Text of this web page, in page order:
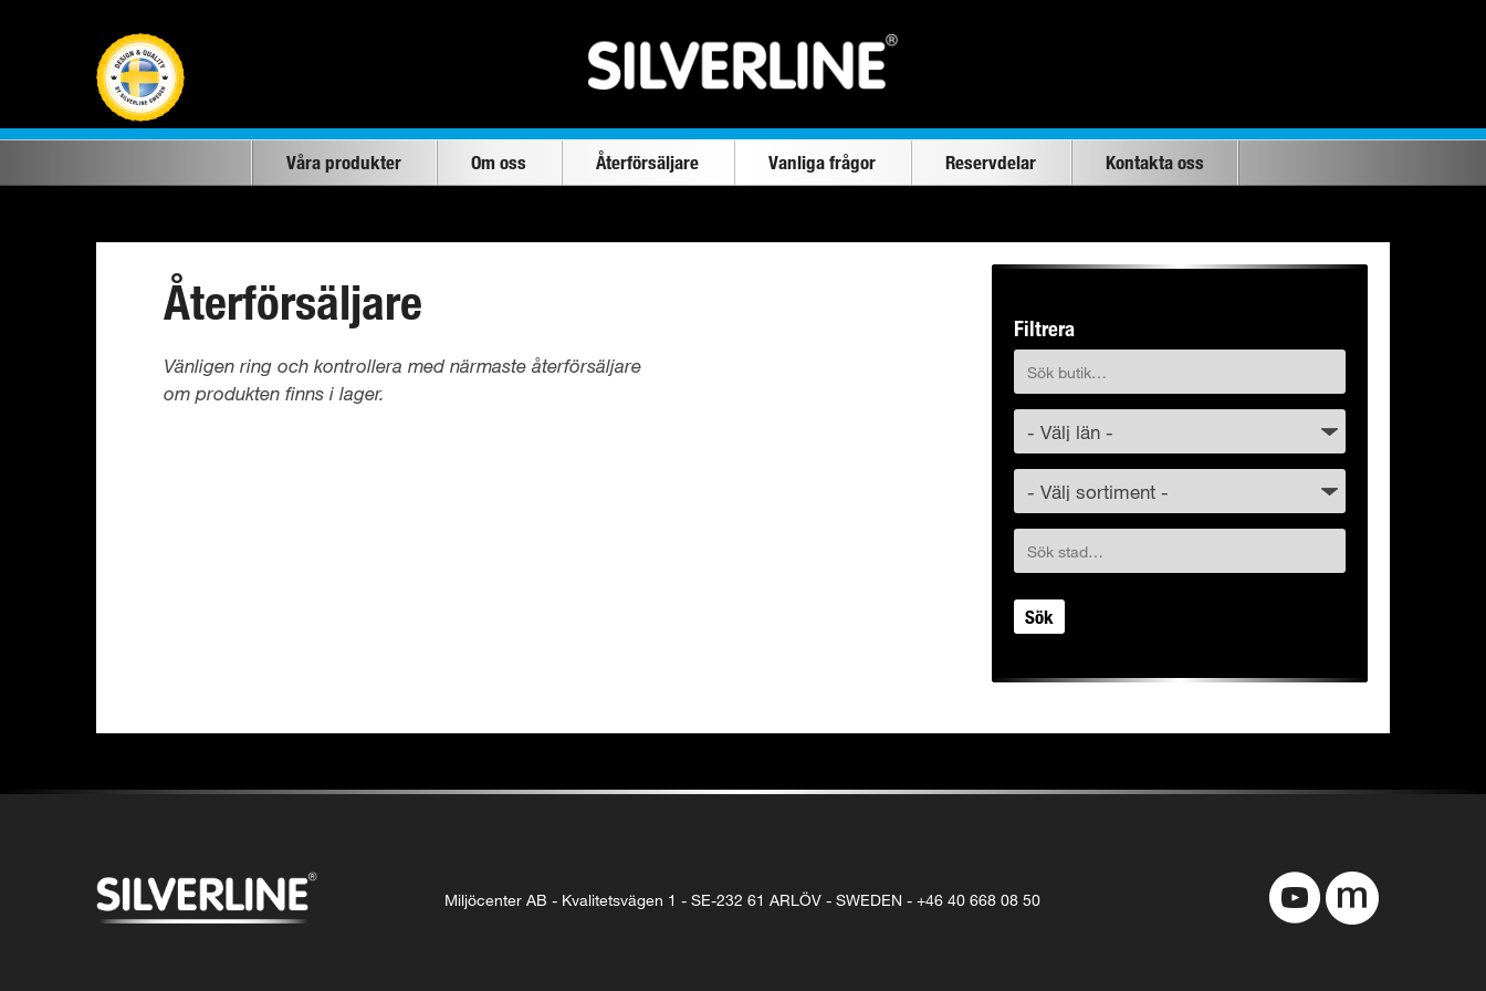
Våra produkter Om oss Återförsäljare Vanliga frågor Reservdelar Kontakta oss
Filtrera
Sök
Återförsäljare
Vänligen ring och kontrollera med närmaste återförsäljare
om produkten finns i lager.
Miljöcenter AB - Kvalitetsvägen 1 - SE-232 61 ARLÖV - SWEDEN - +46 40 668 08 50